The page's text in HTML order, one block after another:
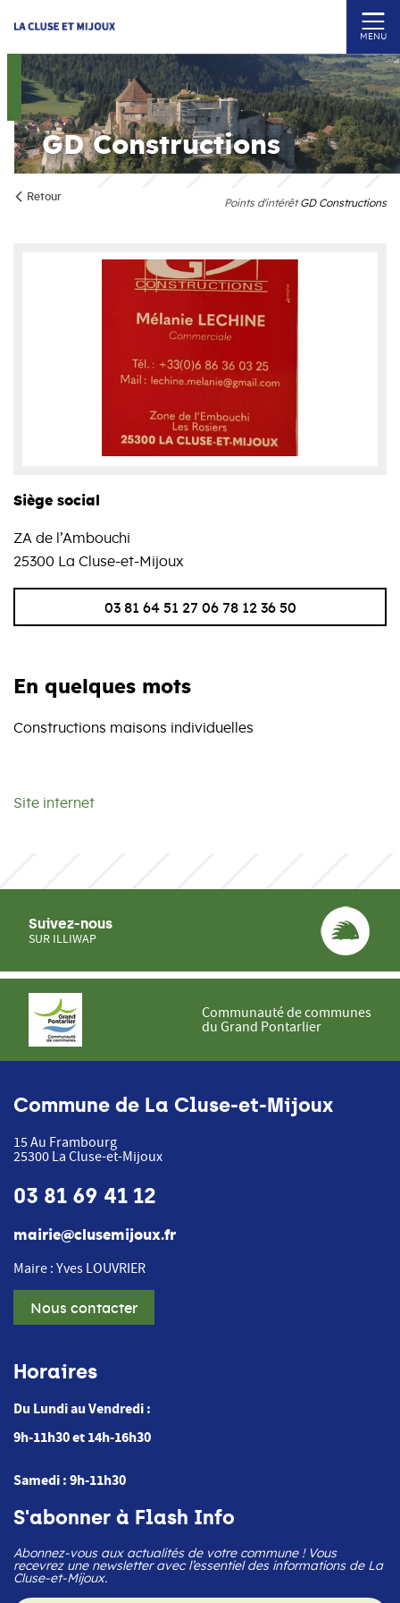
MENU
GD Constructions
Retour
Points d'intérêt GD Constructions
Siège social
ZA de l’Ambouchi
25300 La Cluse-et-Mijoux
03 81 64 51 27 06 78 12 36 50
En quelques mots
Constructions maisons individuelles
Site internet
Suivez-nous
SUR ILLIWAP
Communauté de communes
du Grand Pontarlier
Commune de La Cluse-et-Mijoux
15 Au Frambourg
25300 La Cluse-et-Mijoux
03 81 69 41 12
mairie@clusemijoux.fr
Maire : Yves LOUVRIER
Nous contacter
Horaires
Du Lundi au Vendredi :
9h-11h30 et 14h-16h30
Samedi : 9h-11h30
S'abonner à Flash Info
Abonnez-vous aux actualités de votre commune ! Vous
recevrez une newsletter avec l’essentiel des informations de La
Cluse-et-Mijoux.